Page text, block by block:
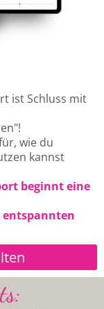
ist Schluss mit
wie du
kannst
beginnt eine
entspannten